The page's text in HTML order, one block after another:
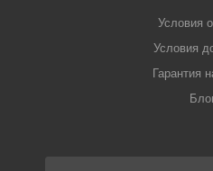
Условия
Условия
Гарантия